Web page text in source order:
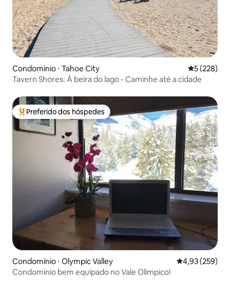
Condomínio ⋅ Tahoe City 5 de uma
5 (228)
Tavern Shores: À beira do lago - Caminhe até a cidade
Entre os melhores preferidos dos hóspedes
Preferido dos hóspedes
Condomínio ⋅ Olympic Valley 4,93 de uma
4,93 (259)
Condomínio bem equipado no Vale Olímpico!